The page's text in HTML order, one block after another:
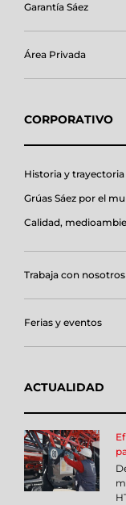
Garantía Sáez
Área Privada
CORPORATIVO
Historia y trayectoria
Grúas Sáez por el
Calidad,
Trabaja con nosotros
Ferias y eventos
ACTUALIDAD